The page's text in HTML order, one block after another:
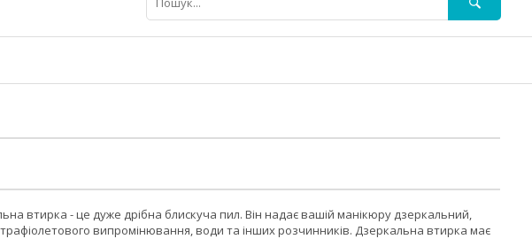
втирка - це дуже дрібна блискуча пил. Він надає вашій манікюру дзеркальний,
випромінювання, води та інших розчинників. Дзеркальна втирка має